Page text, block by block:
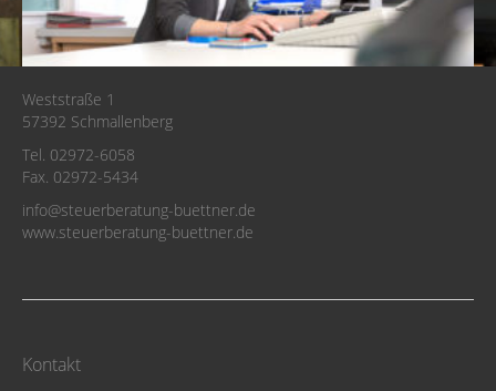
Weststraße 1
57392 Schmallenberg
Tel. 02972-6058
Fax. 02972-5434
info@steuerberatung-buettner.de
www.steuerberatung-buettner.de
Kontakt